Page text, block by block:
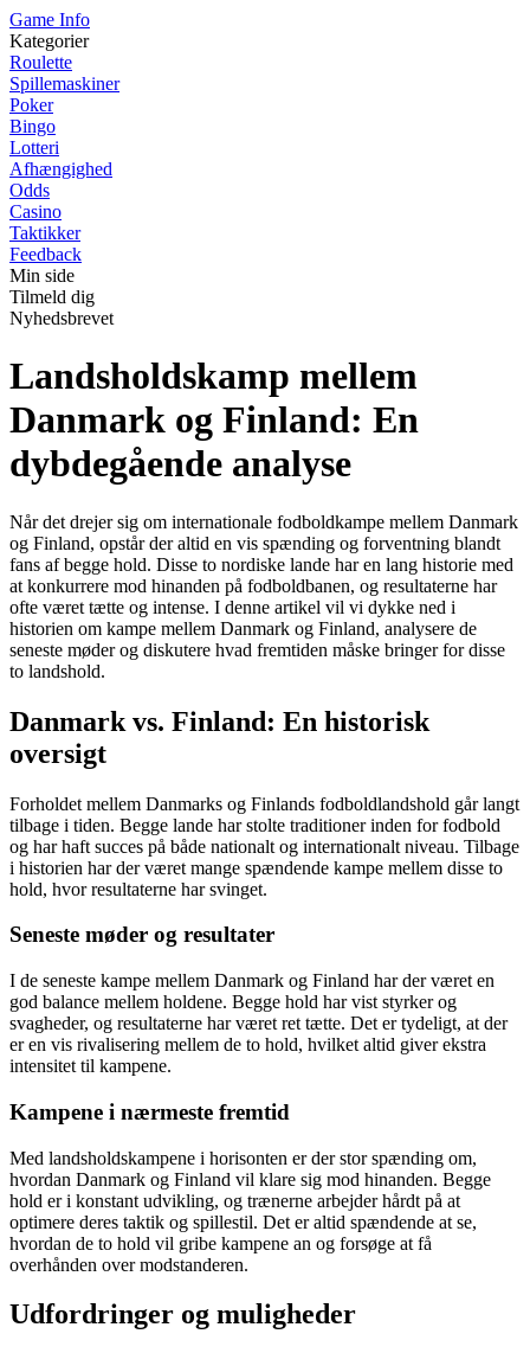
Game Info
Kategorier
Roulette
Spillemaskiner
Poker
Bingo
Lotteri
Afhængighed
Odds
Casino
Taktikker
Feedback
Min side
Tilmeld dig
Nyhedsbrevet
Landsholdskamp mellem
Danmark og Finland: En
dybdegående analyse
Når det drejer sig om internationale fodboldkampe mellem Danmark
og Finland, opstår der altid en vis spænding og forventning blandt
fans af begge hold. Disse to nordiske lande har en lang historie med
at konkurrere mod hinanden på fodboldbanen, og resultaterne har
ofte været tætte og intense. I denne artikel vil vi dykke ned i
historien om kampe mellem Danmark og Finland, analysere de
seneste møder og diskutere hvad fremtiden måske bringer for disse
to landshold.
Danmark vs. Finland: En historisk
oversigt
Forholdet mellem Danmarks og Finlands fodboldlandshold går langt
tilbage i tiden. Begge lande har stolte traditioner inden for fodbold
og har haft succes på både nationalt og internationalt niveau. Tilbage
i historien har der været mange spændende kampe mellem disse to
hold, hvor resultaterne har svinget.
Seneste møder og resultater
I de seneste kampe mellem Danmark og Finland har der været en
god balance mellem holdene. Begge hold har vist styrker og
svagheder, og resultaterne har været ret tætte. Det er tydeligt, at der
er en vis rivalisering mellem de to hold, hvilket altid giver ekstra
intensitet til kampene.
Kampene i nærmeste fremtid
Med landsholdskampene i horisonten er der stor spænding om,
hvordan Danmark og Finland vil klare sig mod hinanden. Begge
hold er i konstant udvikling, og trænerne arbejder hårdt på at
optimere deres taktik og spillestil. Det er altid spændende at se,
hvordan de to hold vil gribe kampene an og forsøge at få
overhånden over modstanderen.
Udfordringer og muligheder